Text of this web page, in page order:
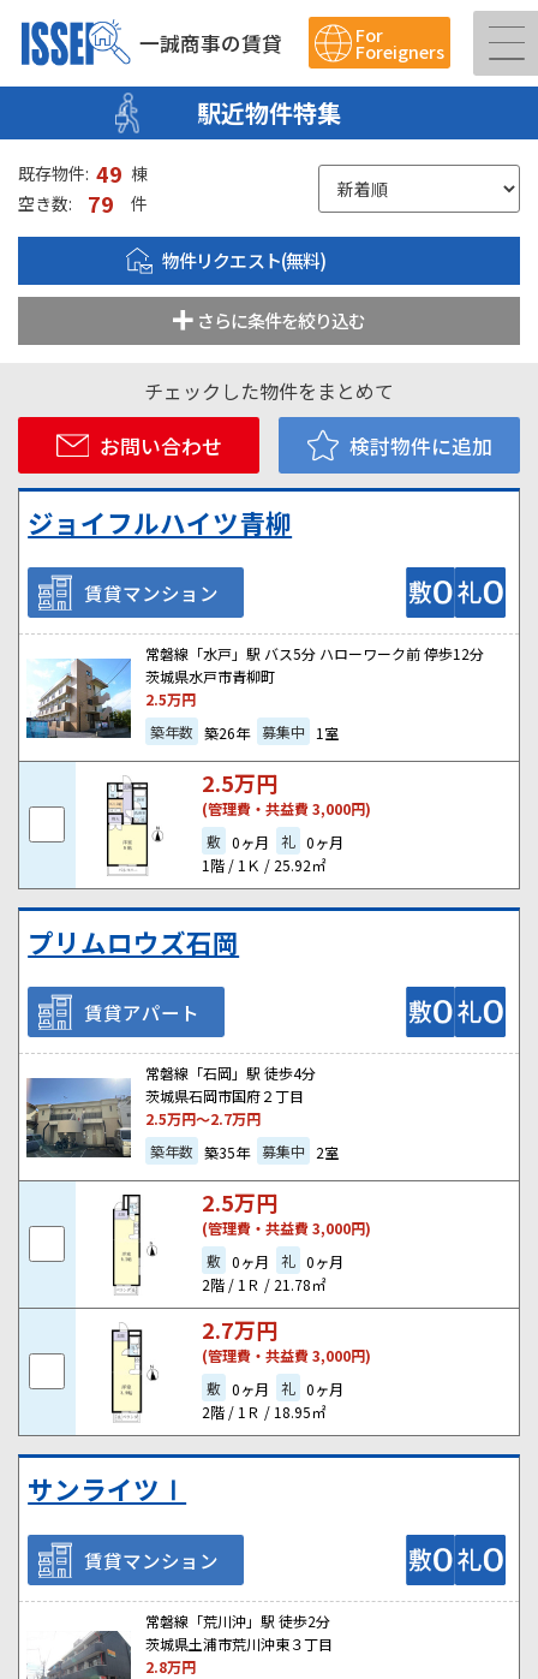
一誠商事の賃貸 For
Foreigners
駅近物件特集
既存物件: 49 棟
空き数:
79 件
物件リクエスト(無料)
さらに条件を絞り込む
チェックした物件をまとめて
お問い合わせ
検討物件に追加
ジョイフルハイツ青柳
賃貸マンション
常磐線「水戸」駅 バス5分 ハローワーク前 停歩12分
茨城県水戸市青柳町
2.5万円
築年数 築26年 募集中 1室
2.5万円
(管理費・共益費 3,000円)
敷 0ヶ月 礼 0ヶ月
1階 / 1Ｋ / 25.92㎡
プリムロウズ石岡
賃貸アパート
常磐線「石岡」駅 徒歩4分
茨城県石岡市国府２丁目
2.5万円～2.7万円
築年数 築35年 募集中 2室
2.5万円
(管理費・共益費 3,000円)
敷 0ヶ月 礼 0ヶ月
2階 / 1Ｒ / 21.78㎡
2.7万円
(管理費・共益費 3,000円)
敷 0ヶ月 礼 0ヶ月
2階 / 1Ｒ / 18.95㎡
サンライツⅠ
賃貸マンション
常磐線「荒川沖」駅 徒歩2分
茨城県土浦市荒川沖東３丁目
2.8万円